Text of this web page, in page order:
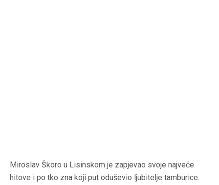
Miroslav Škoro u Lisinskom je zapjevao svoje najveće
hitove i po tko zna koji put oduševio ljubitelje tamburice.